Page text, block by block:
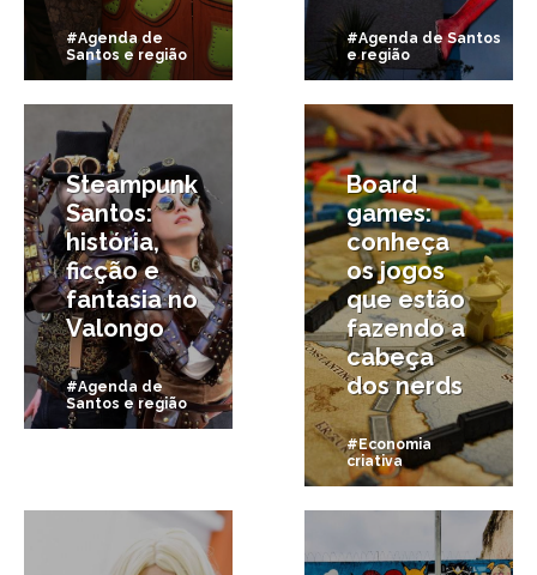
#Agenda de
Santos e região
#Agenda de Santos
e região
23/08/2018
Steampunk
Santos:
história,
ficção e
fantasia no
Valongo
#Agenda de
Santos e região
29/05/2018
Board
games:
conheça
os jogos
que estão
fazendo a
cabeça
dos nerds
#Economia
criativa
6/03/2018